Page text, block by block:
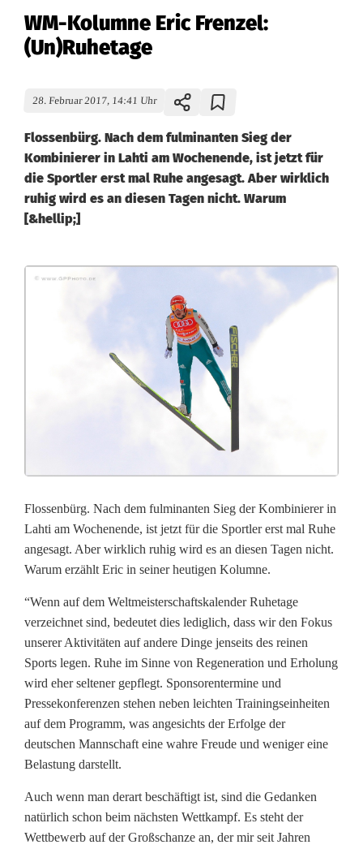
WM-Kolumne Eric Frenzel:
(Un)Ruhetage
28. Februar 2017, 14:41 Uhr
Flossenbürg. Nach dem fulminanten Sieg der
Kombinierer in Lahti am Wochenende, ist jetzt für
die Sportler erst mal Ruhe angesagt. Aber wirklich
ruhig wird es an diesen Tagen nicht. Warum
[&hellip;]
W
n
e
r
i
c
F
r
e
n
z
Flossenbürg. Nach dem fulminanten Sieg der Kombinierer in
Lahti am Wochenende, ist jetzt für die Sportler erst mal Ruhe
angesagt. Aber wirklich ruhig wird es an diesen Tagen nicht.
Warum erzählt Eric in seiner heutigen Kolumne.
“Wenn auf dem Weltmeisterschaftskalender Ruhetage
verzeichnet sind, bedeutet dies lediglich, dass wir den Fokus
unserer Aktivitäten auf andere Dinge jenseits des reinen
Sports legen. Ruhe im Sinne von Regeneration und Erholung
wird eher seltener gepflegt. Sponsorentermine und
Pressekonferenzen stehen neben leichten Trainingseinheiten
auf dem Programm, was angesichts der Erfolge der
deutschen Mannschaft eine wahre Freude und weniger eine
Belastung darstellt.
Auch wenn man derart beschäftigt ist, sind die Gedanken
natürlich schon beim nächsten Wettkampf. Es steht der
Wettbewerb auf der Großschanze an, der mir seit Jahren